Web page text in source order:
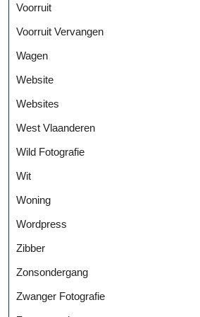
Voorruit
Voorruit Vervangen
Wagen
Website
Websites
West Vlaanderen
Wild Fotografie
Wit
Woning
Wordpress
Zibber
Zonsondergang
Zwanger Fotografie